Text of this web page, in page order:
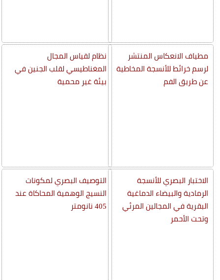
مطياف الانعكاس المنتشر
لرسم خرائط للأنسجة المخاطية
عن طريق الفم
الاختبار البصري للأنسجة
الرمادية والبيضاء الدماغية
البقرية في المجالين المرئي
وتحت الأحمر
نظام لقياس المجال
المغناطيسي لقلب الجنين في
بيئة غير محمية
التوصيف البصري لمكونات
النسيج الوهمية المحاكاة عند
405 نانومتر